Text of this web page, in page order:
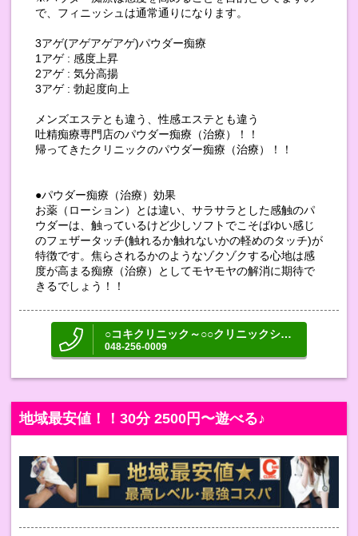
で、フィニッシュは通常通りになります。
3アゲ(アゲアゲアゲ)パウダー痴療
1アゲ : 感度上昇
2アゲ : 気分高揚
3アゲ : 勃起度向上
メンズエステとも違う、性感エステとも違う
吐精痴療専門店のパウダー痴療（治療）！！
帰ってきたクリニックのパウダー痴療（治療）！！
●パウダー痴療（治療）効果
お薬（ローション）とは違い、サラサラとした感触のパ
ウダーは、触っているけど少しソフトでこそばゆい感じ
のフェザータッチ(触れるか触れないかの軽めのタッチ)が
特徴です。焦らされるかのようなゾクゾクする心地は感
度が高まる痴療（治療）としてモヤモヤの解消に期待で
きるでしょう！！
○コキクリニック～○○クリニックシリーズ～
048-256-0009
地域最安値！！30分 2500円〜遊べる♪